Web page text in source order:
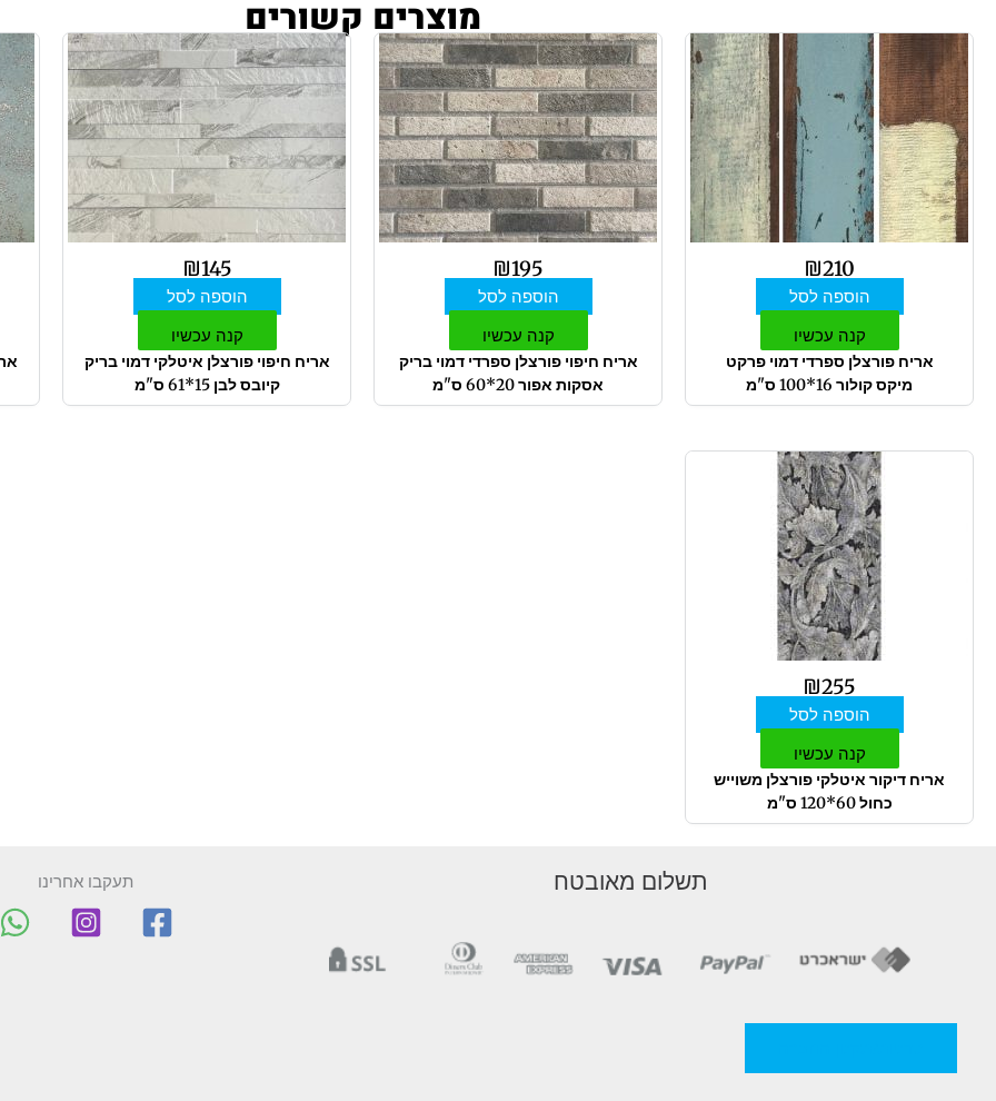
מוצרים קשורים
₪210
הוספה לסל
קנה עכשיו
אריח פורצלן ספרדי דמוי פרקט
מיקס קולור 16*100 ס"מ
₪195
הוספה לסל
קנה עכשיו
אריח חיפוי פורצלן ספרדי דמוי בריק
אסקות אפור 20*60 ס"מ
₪145
הוספה לסל
קנה עכשיו
אריח חיפוי פורצלן איטלקי דמוי בריק
קיובס לבן 15*61 ס"מ
₪255
הוספה לסל
קנה עכשיו
אריח דיקור איטלקי פורצלן משוייש
כחול 60*120 ס"מ
תשלום מאובטח תעקבו אחרינו